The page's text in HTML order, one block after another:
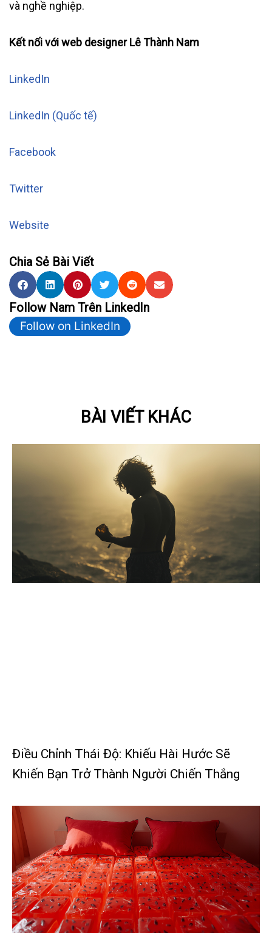
và nghề nghiệp.
Kết nối với web designer Lê Thành Nam
LinkedIn
LinkedIn (Quốc tế)
Facebook
Twitter
Website
Chia Sẻ Bài Viết
Follow Nam Trên LinkedIn
Follow on LinkedIn
BÀI VIẾT KHÁC
Điều Chỉnh Thái Độ: Khiếu Hài Hước Sẽ
Khiến Bạn Trở Thành Người Chiến Thắng